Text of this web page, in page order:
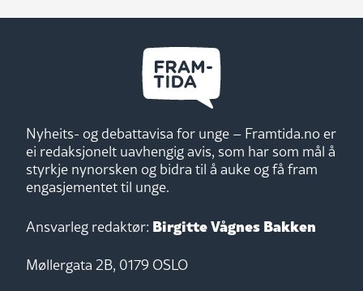
Nyheits- og debattavisa for unge – Framtida.no er
ei redaksjonelt uavhengig avis, som har som mål å
styrkje nynorsken og bidra til å auke og få fram
engasjementet til unge.
Ansvarleg redaktør: Birgitte Vågnes Bakken
Møllergata 2B, 0179 OSLO